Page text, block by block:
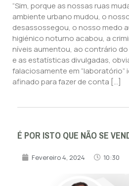
“Sim, porque as nossas ruas
ambiente urbano mudou, o
desassossegou, o nosso medo
higiénico noturno acabou, a
níveis aumentou, ao contrário
e as estatísticas divulgadas,
falaciosamente em
afinado para fazer de conta […]
É POR ISTO QUE NÃO SE
Fevereiro 4, 2024 10:30